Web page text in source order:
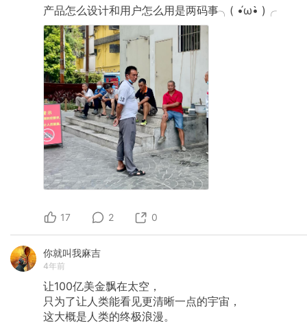
产品怎么设计和用户怎么用是两码事╮( •́ω•̀ )╭
17 2 0
你就叫我麻吉
4年前
让100亿美金飘在太空，
只为了让人类能看见更清晰一点的宇宙，
这大概是人类的终极浪漫。